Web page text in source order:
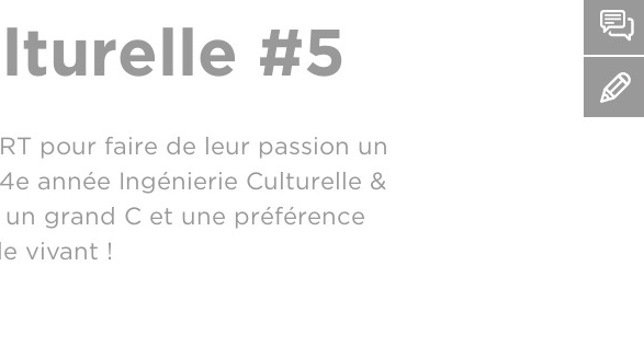
#5
pour faire de leur passion un
année Ingénierie Culturelle &
grand C et une préférence
vivant !